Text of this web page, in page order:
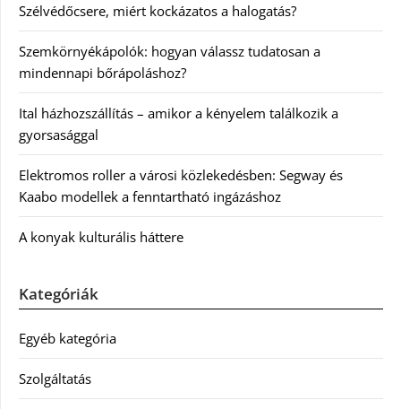
Szélvédőcsere, miért kockázatos a halogatás?
Szemkörnyékápolók: hogyan válassz tudatosan a
mindennapi bőrápoláshoz?
Ital házhozszállítás – amikor a kényelem találkozik a
gyorsasággal
Elektromos roller a városi közlekedésben: Segway és
Kaabo modellek a fenntartható ingázáshoz
A konyak kulturális háttere
Kategóriák
Egyéb kategória
Szolgáltatás